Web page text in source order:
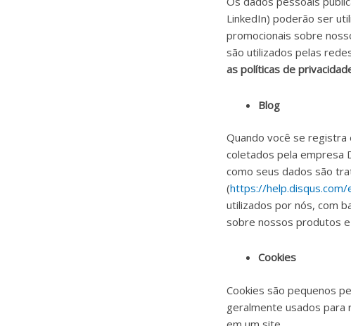
LinkedIn) poderão ser
promocionais sobre
são utilizados pelas
as políticas de
Blog
Quando você se registra
coletados pela empresa
como seus dados são
(https://
utilizados por nós, com
sobre nossos produtos
Cookies
Cookies são pequenos
geralmente usados para